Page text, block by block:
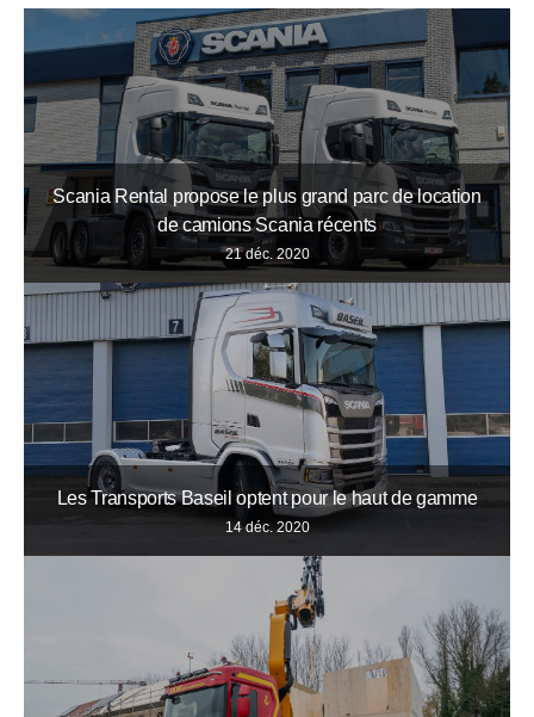
Scania Rental propose le plus grand parc de location
de camions Scania récents
21 déc. 2020
Les Transports Baseil optent pour le haut de gamme
14 déc. 2020